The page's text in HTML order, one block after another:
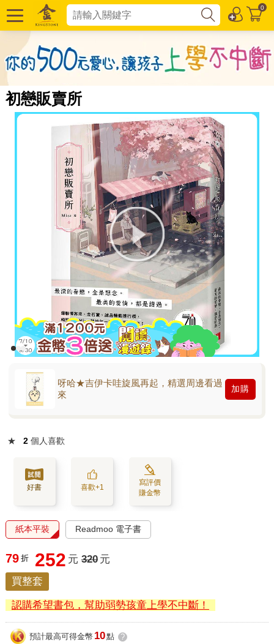
0
初戀販賣所
呀哈★吉伊卡哇旋風再起，精選周邊看過
來
加購
★ 2 個人喜歡
好書 喜歡+1
寫評價
賺金幣
紙本平裝 Readmoo 電子書
79 折 252 元 320 元
買整套
認購希望書包，幫助弱勢孩童上學不中斷！
預計最高可得金幣 10點 ?